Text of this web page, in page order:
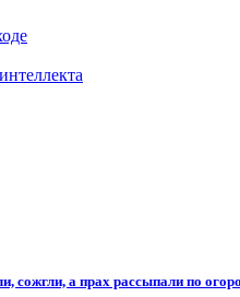
сожгли, а прах рассыпали по